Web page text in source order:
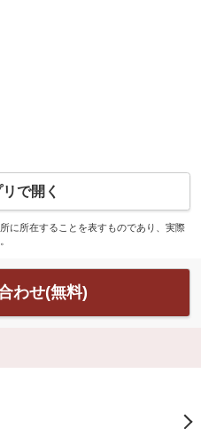
で開く
に所在することを表すものであり、実際
わせ(無料)